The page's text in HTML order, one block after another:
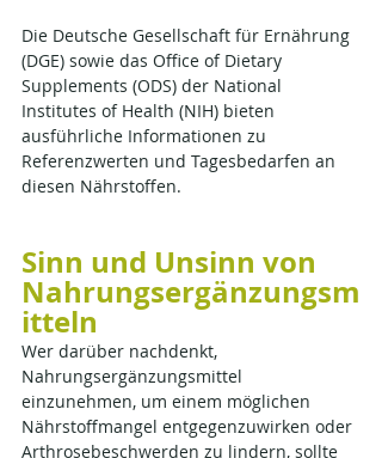
Die Deutsche Gesellschaft für Ernährung
(DGE) sowie das Office of Dietary
Supplements (ODS) der National
Institutes of Health (NIH) bieten
ausführliche Informationen zu
Referenzwerten und Tagesbedarfen an
diesen Nährstoffen.
Sinn und Unsinn von
Nahrungsergänzungsm
itteln
Wer darüber nachdenkt,
Nahrungsergänzungsmittel
einzunehmen, um einem möglichen
Nährstoffmangel entgegenzuwirken oder
Arthrosebeschwerden zu lindern, sollte